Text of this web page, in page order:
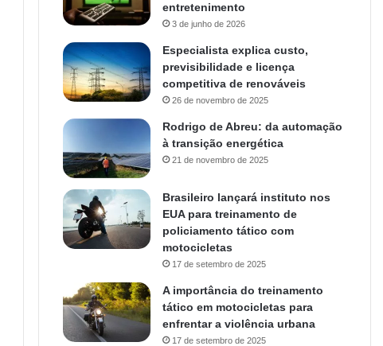
entretenimento
3 de junho de 2026
Especialista explica custo,
previsibilidade e licença
competitiva de renováveis
26 de novembro de 2025
Rodrigo de Abreu: da automação
à transição energética
21 de novembro de 2025
Brasileiro lançará instituto nos
EUA para treinamento de
policiamento tático com
motocicletas
17 de setembro de 2025
A importância do treinamento
tático em motocicletas para
enfrentar a violência urbana
17 de setembro de 2025